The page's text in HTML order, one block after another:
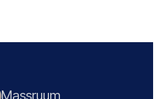
Massruum